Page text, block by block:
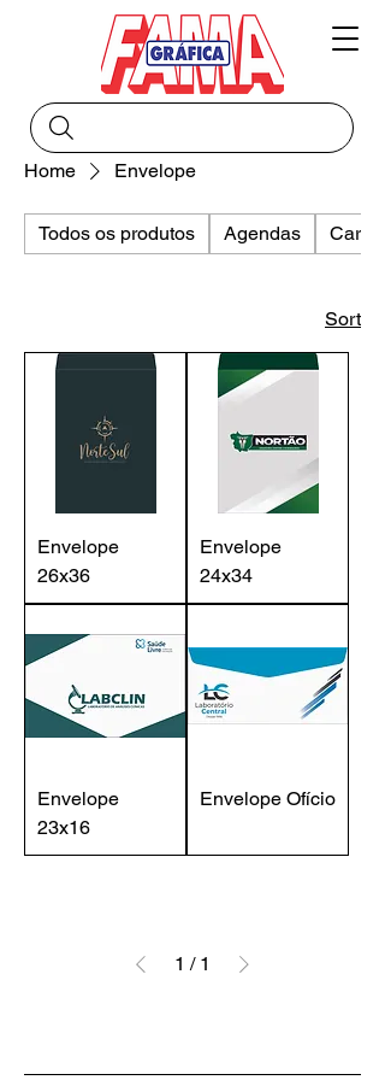
Home Envelope
Todos os produtos Agendas Cartaz
Sort
Envelope
26x36
Envelope
24x34
Envelope
23x16
Envelope Ofício
1 / 1